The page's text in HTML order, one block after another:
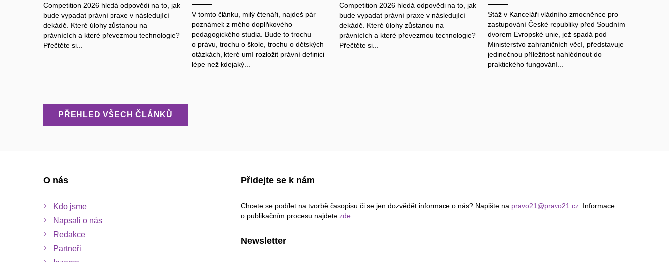
Competition 2026 hledá odpovědi na to, jak
bude vypadat právní praxe v následující
dekádě. Které úlohy zůstanou na
právnících a které převezmou technologie?
Přečtěte si...
V tomto článku, milý čtenáři, najdeš pár
poznámek z mého doplňkového
pedagogického studia. Bude to trochu
o právu, trochu o škole, trochu o dětských
otázkách, které umí rozložit právní definici
lépe než kdejaký...
Competition 2026 hledá odpovědi na to, jak
bude vypadat právní praxe v následující
dekádě. Které úlohy zůstanou na
právnících a které převezmou technologie?
Přečtěte si...
Stáž v Kanceláři vládního zmocněnce pro
zastupování České republiky před Soudním
dvorem Evropské unie, jež spadá pod
Ministerstvo zahraničních věcí, představuje
jedinečnou příležitost nahlédnout do
praktického fungování...
PŘEHLED VŠECH ČLÁNKŮ
O nás
Kdo jsme
Napsali o nás
Redakce
Partneři
Přidejte se k nám
Chcete se podílet na tvorbě časopisu či se jen dozvědět informace o nás? Napište na pravo21@pravo21.cz. Informace
o publikačním procesu najdete zde.
Newsletter